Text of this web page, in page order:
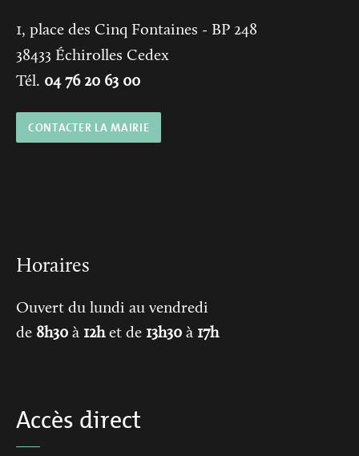
1, place des Cinq Fontaines - BP 248
38433 Échirolles Cedex
Tél. 04 76 20 63 00
CONTACTER LA MAIRIE
Horaires
Ouvert du lundi au vendredi
de 8h30 à 12het de 13h30 à 17h
Accès direct